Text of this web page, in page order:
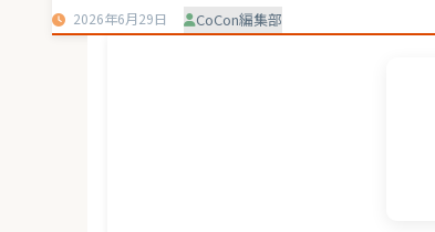
2026年6月29日 CoCon編集部